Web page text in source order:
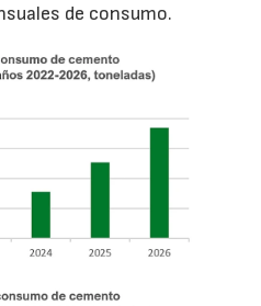
de consumo.